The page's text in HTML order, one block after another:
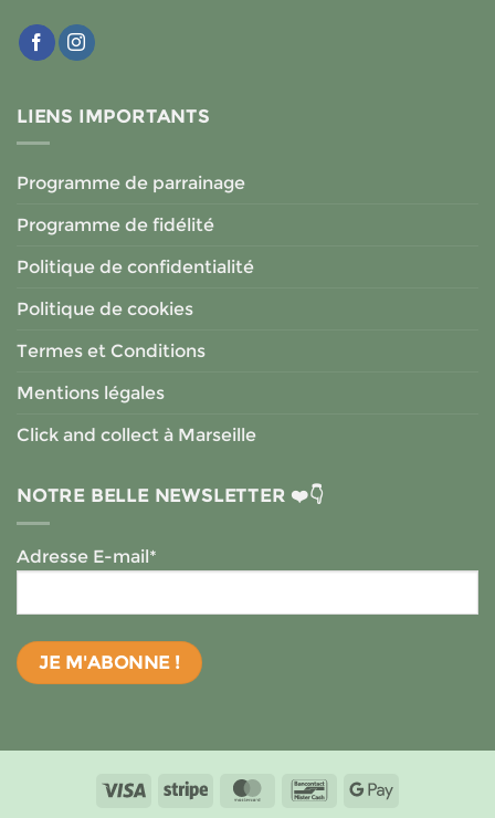
LIENS IMPORTANTS
Programme de parrainage
Programme de fidélité
Politique de confidentialité
Politique de cookies
Termes et Conditions
Mentions légales
Click and collect à Marseille
NOTRE BELLE NEWSLETTER ❤️👇
Adresse E-mail*
Visa Stripe MasterCardBancontactGoogle